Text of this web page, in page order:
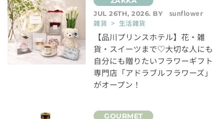
JUL 26TH, 2026. BY
sunflower
雑貨 > 生活雑貨
【品川プリンスホテル】花・雑
貨・スイーツまで♡大切な人にも
自分にも贈りたいフラワーギフト
専門店「アドラブルフラワーズ」
がオープン！